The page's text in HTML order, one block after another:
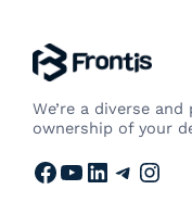
We’re a diverse
ownership of your
Facebook YouTube LinkedIn Telegram Instagram